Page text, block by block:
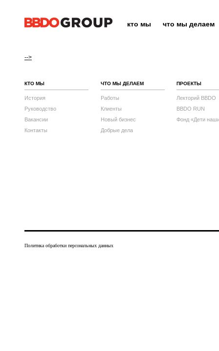
кто мы что мы делаем
-->
КТО МЫ
История
Руководство
Вакансии
Контакты
ЧТО МЫ ДЕЛАЕМ
Работы
Клиенты
Новый бизнес
Добрые дела
ПРОЕКТЫ
Лекторий BBDO
BBDO RUN
Фонд «Дети
Политика обработки персональных данных